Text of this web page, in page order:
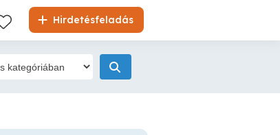
Hirdetésfeladás